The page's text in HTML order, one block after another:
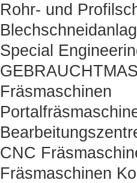
Rohr- und
Special
Fräsmaschinen
CNC
Fräsmaschinen